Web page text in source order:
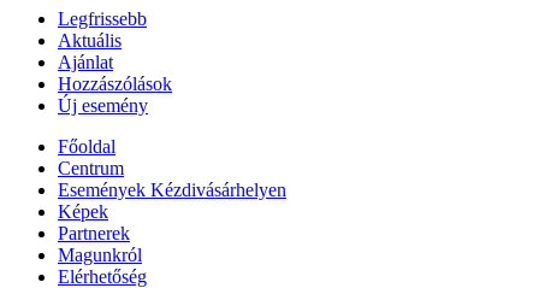
Legfrissebb
Aktuális
Ajánlat
Hozzászólások
Új esemény
Főoldal
Centrum
Események Kézdivásárhelyen
Képek
Partnerek
Magunkról
Elérhetőség